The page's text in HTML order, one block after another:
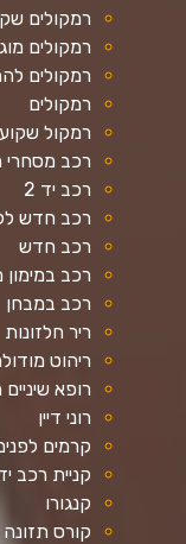
רמקולים
רמקולים
רמקולים
רמקולים
רמקול שקוע
רכב
רכב יד 2
רכב חדש
רכב חדש
רכב
רכב במבחן
ריר חלזונות
ריהוט
רופא
רוני דיין
קרמים
קניית רכב יד
קנגורו
קורס תזונה